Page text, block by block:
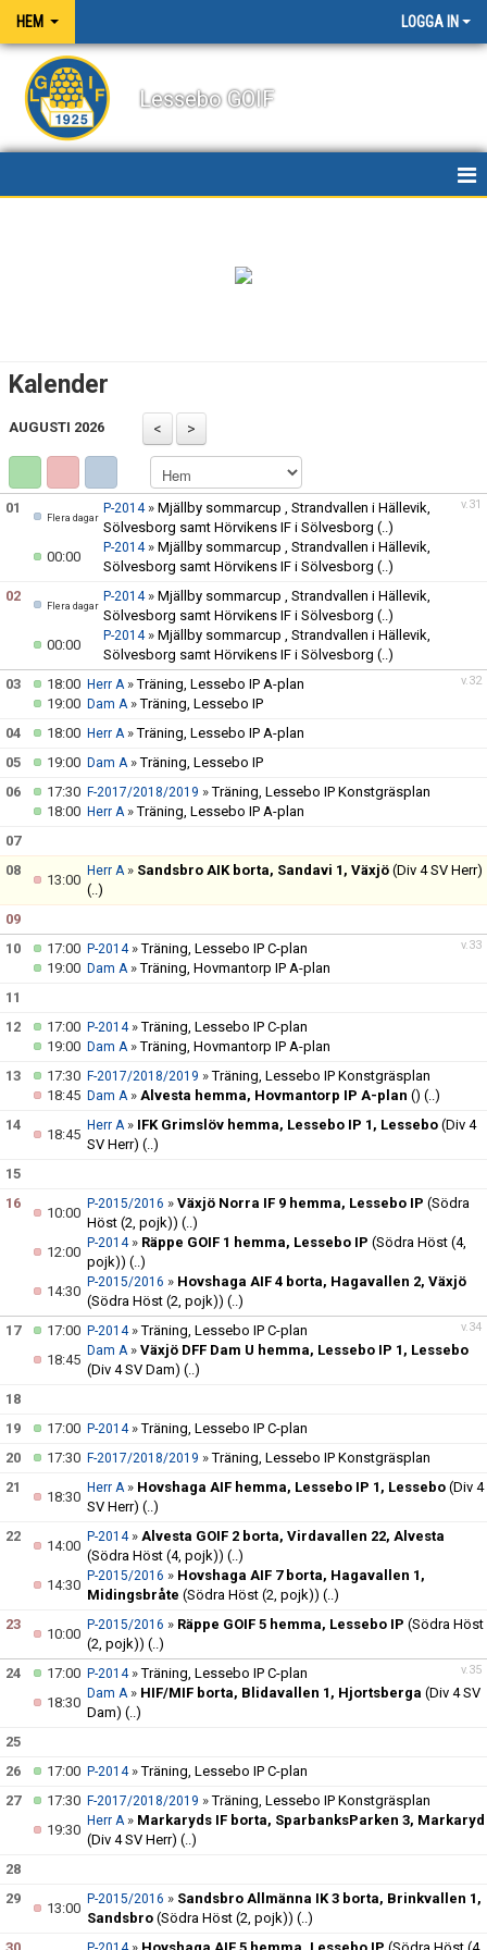
HEM LOGGA IN
Lessebo GOIF
DOKUMENT
MATCHER
MEDLEMSKAP
KONTAKT
Kalender
AUGUSTI 2026
v.31
01
Flera dagar
P-2014» Mjällby sommarcup , Strandvallen i Hällevik,
Sölvesborg samt Hörvikens IF i Sölvesborg (..)
00:00
P-2014» Mjällby sommarcup , Strandvallen i Hällevik,
Sölvesborg samt Hörvikens IF i Sölvesborg (..)
02
Flera dagar
P-2014» Mjällby sommarcup , Strandvallen i Hällevik,
Sölvesborg samt Hörvikens IF i Sölvesborg (..)
00:00
P-2014» Mjällby sommarcup , Strandvallen i Hällevik,
Sölvesborg samt Hörvikens IF i Sölvesborg (..)
v.32
03 18:00 Herr A»Träning, Lessebo IP A-plan
19:00 Dam A»Träning, Lessebo IP
04
18:00 Herr A»Träning, Lessebo IP A-plan
05
19:00 Dam A»Träning, Lessebo IP
06
17:30 F-2017/2018/2019 »Träning, Lessebo IP Konstgräsplan
18:00 Herr A»Träning, Lessebo IP A-plan
07
08
13:00
Herr A» Sandsbro AIK borta, Sandavi 1, Växjö (Div 4 SV Herr)
(..)
09
v.33
10 17:00 P-2014»Träning, Lessebo IP C-plan
19:00 Dam A»Träning, Hovmantorp IP A-plan
11
12
17:00 P-2014»Träning, Lessebo IP C-plan
19:00 Dam A»Träning, Hovmantorp IP A-plan
13
17:30 F-2017/2018/2019 »Träning, Lessebo IP Konstgräsplan
18:45 Dam A» Alvesta hemma, Hovmantorp IP A-plan () (..)
14
18:45
Herr A» IFK Grimslöv hemma, Lessebo IP 1, Lessebo (Div 4
SV Herr) (..)
15
16
10:00
P-2015/2016 » Växjö Norra IF 9 hemma, Lessebo IP (Södra
Höst (2, pojk)) (..)
12:00
P-2014» Räppe GOIF 1 hemma, Lessebo IP (Södra Höst (4,
pojk)) (..)
14:30
P-2015/2016 » Hovshaga AIF 4 borta, Hagavallen 2, Växjö
(Södra Höst (2, pojk)) (..)
v.34
17 17:00 P-2014»Träning, Lessebo IP C-plan
18:45
Dam A» Växjö DFF Dam U hemma, Lessebo IP 1, Lessebo
(Div 4 SV Dam) (..)
18
19
17:00 P-2014»Träning, Lessebo IP C-plan
20
17:30 F-2017/2018/2019 »Träning, Lessebo IP Konstgräsplan
21
18:30
Herr A» Hovshaga AIF hemma, Lessebo IP 1, Lessebo (Div 4
SV Herr) (..)
22
14:00
P-2014» Alvesta GOIF 2 borta, Virdavallen 22, Alvesta
(Södra Höst (4, pojk)) (..)
14:30
P-2015/2016 » Hovshaga AIF 7 borta, Hagavallen 1,
Midingsbråte (Södra Höst (2, pojk)) (..)
23
10:00
P-2015/2016 » Räppe GOIF 5 hemma, Lessebo IP (Södra Höst
(2, pojk)) (..)
v.35
24 17:00 P-2014»Träning, Lessebo IP C-plan
18:30
Dam A» HIF/MIF borta, Blidavallen 1, Hjortsberga (Div 4 SV
Dam) (..)
25
26
17:00 P-2014»Träning, Lessebo IP C-plan
27
17:30 F-2017/2018/2019 »Träning, Lessebo IP Konstgräsplan
19:30
Herr A» Markaryds IF borta, SparbanksParken 3, Markaryd
(Div 4 SV Herr) (..)
28
29
13:00
P-2015/2016 » Sandsbro Allmänna IK 3 borta, Brinkvallen 1,
Sandsbro (Södra Höst (2, pojk)) (..)